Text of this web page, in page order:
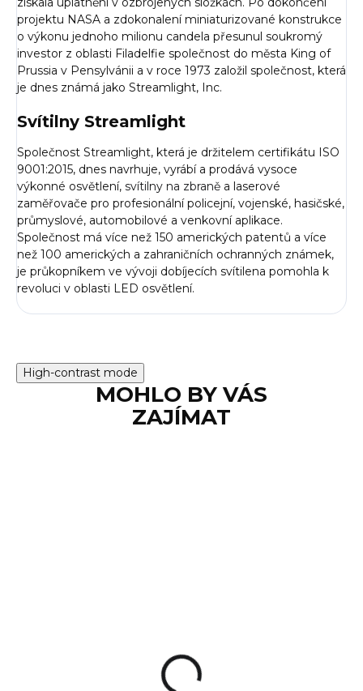
projektu NASA a zdokonalení miniaturizované konstrukce
o výkonu jednoho milionu candela přesunul soukromý
investor z oblasti Filadelfie společnost do města King of
Prussia v Pensylvánii a v roce 1973 založil společnost, která
je dnes známá jako Streamlight, Inc.
Svítilny Streamlight
Společnost Streamlight, která je držitelem certifikátu ISO
9001:2015, dnes navrhuje, vyrábí a prodává vysoce
výkonné osvětlení, svítilny na zbraně a laserové
zaměřovače pro profesionální policejní, vojenské, hasičské,
průmyslové, automobilové a venkovní aplikace.
Společnost má více než 150 amerických patentů a více
než 100 amerických a zahraničních ochranných známek,
je průkopníkem ve vývoji dobíjecích svítilena pomohla k
revoluci v oblasti LED osvětlení.
High-contrast mode
MOHLO BY VÁS
ZAJÍMAT